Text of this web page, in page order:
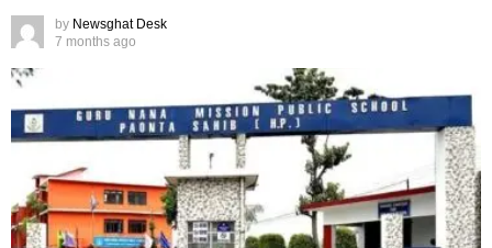
by Newsghat Desk
7 months ago